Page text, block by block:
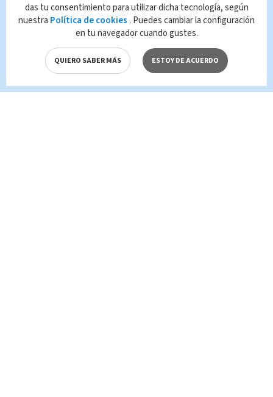
que es propiedad de TELEDIARIO; su
reproducción no autorizada constituye una
infracción y un delito de conformidad con las
das tu consentimiento para utilizar dicha tecnología, según
nuestra Política de cookies . Puedes cambiar la configuración
en tu navegador cuando gustes.
QUIERO SABER MÁS ESTOY DE ACUERDO